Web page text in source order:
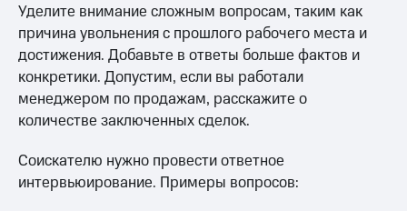
Уделите внимание сложным вопросам, таким как
причина увольнения с прошлого рабочего места и
достижения. Добавьте в ответы больше фактов и
конкретики. Допустим, если вы работали
менеджером по продажам, расскажите о
количестве заключенных сделок.
Соискателю нужно провести ответное
интервьюирование. Примеры вопросов: